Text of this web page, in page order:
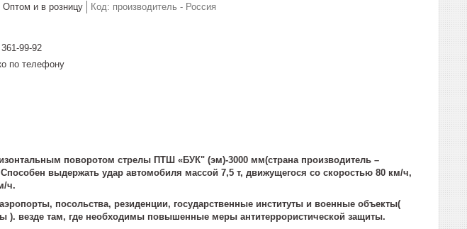
Оптом и в розницу Код: производитель - Россия
99-92
по телефону
поворотом стрелы ПТШ «БУК" (эм)-3000 мм(страна производитель –
выдержать удар автомобиля массой 7,5 т, движущегося со скоростью 80 км/ч,
ч.
посольства, резиденции, государственные институты и военные объекты(
). везде там, где необходимы повышенные меры антитеррористической защиты.